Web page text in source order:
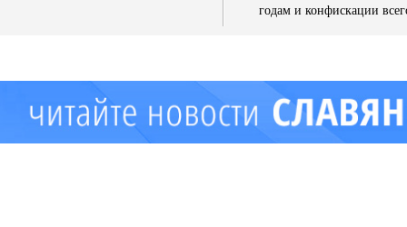
годам и конфискации